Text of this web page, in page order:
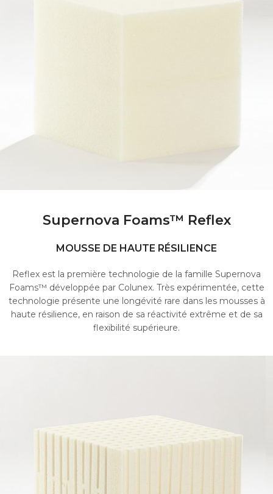
Supernova Foams™ Reflex
MOUSSE DE HAUTE RÉSILIENCE
Reflex est la première technologie de la famille Supernova
Foams™ développée par Colunex. Très expérimentée, cette
technologie présente une longévité rare dans les mousses à
haute résilience, en raison de sa réactivité extrême et de sa
flexibilité supérieure.